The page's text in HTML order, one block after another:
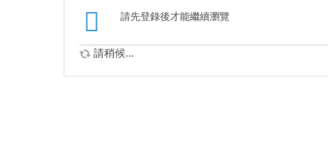
請先登錄後才能繼續瀏覽
請稍候...